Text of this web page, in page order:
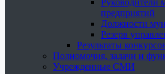
Руководители
предприятий
Должности
Резерв
Результаты
Полномочия, задачи и
Учрежденные СМИ